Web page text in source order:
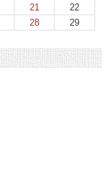
21
22
28 29